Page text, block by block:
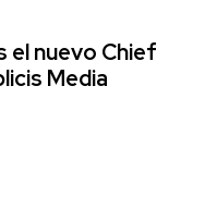
el nuevo Chief
Media